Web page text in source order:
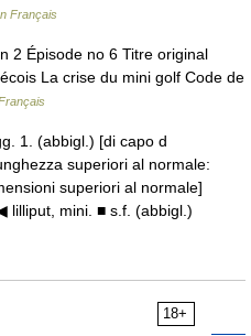
Français
2 Épisode no 6 Titre original
La crise du mini golf Code de
1. (abbigl.) [di capo d
superiori al normale:
superiori al normale]
mini. ■ s.f. (abbigl.)
18+